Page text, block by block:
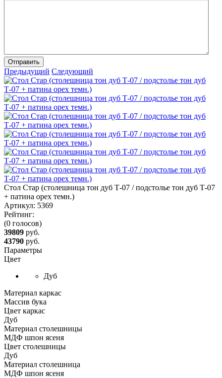
Отправить
Предыдущий Следующий
Стол Стар (столешница тон дуб Т-07 / подстолье тон дуб Т-07
+ патина орех темн.)
Артикул: 5369
Рейтинг:
(0 голосов)
39809 руб.
43790 руб.
Параметры
Цвет
Дуб
Материал каркас
Массив бука
Цвет каркас
Дуб
Материал столешницы
МДФ шпон ясеня
Цвет столешницы
Дуб
Материал столешница
МДФ шпон ясеня